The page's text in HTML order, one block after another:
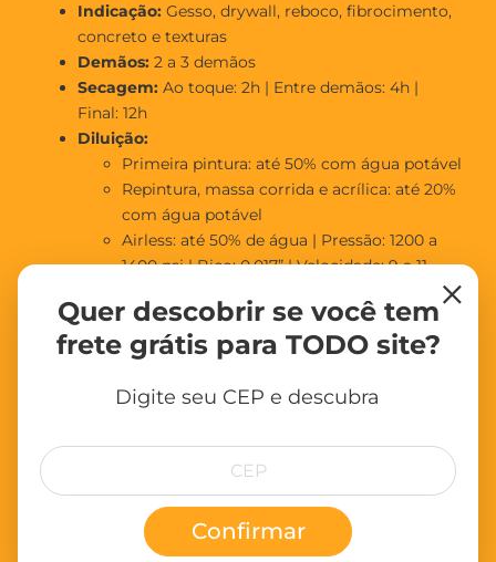
×
Quer descobrir se você tem
frete grátis para TODO site?
Digite seu CEP e descubra
Confirmar
Indicação: Gesso, drywall, reboco, fibrocimento,
concreto e texturas
Demãos: 2 a 3 demãos
Secagem: Ao toque: 2h | Entre demãos: 4h |
Final: 12h
Diluição:
Primeira pintura: até 50% com água potável
Repintura, massa corrida e acrílica: até 20%
com água potável
Airless: até 50% de água | Pressão: 1200 a
1400 psi | Bico: 0,017” | Velocidade: 9 a 11
Rendimento por Embalagem*
até 120 m² acabados
superfície, diluição e método de aplicação.
Indicações de Uso
Indicada para superfícies internas de gesso, drywall,